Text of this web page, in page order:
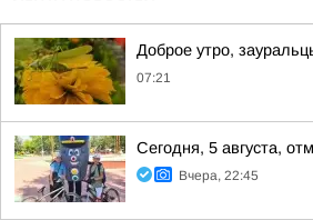
Доброе утро,
07:21
Сегодня, 5 августа,
Вчера, 22:45